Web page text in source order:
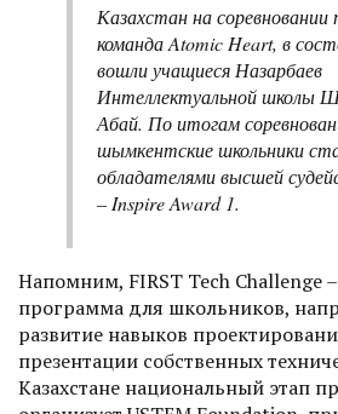
Казахстан на соревновании
команда Atomic Heart, в
вошли учащиеся Назарбаев
Интеллектуальной школы
Абай. По итогам
шымкентские школьники
обладателями высшей
– Inspire Award 1.
Напомним, FIRST Tech Challenge
программа для школьников,
развитие навыков
презентации собственных
Казахстане национальный этап